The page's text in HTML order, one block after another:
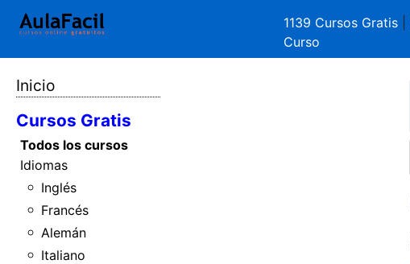
1139 Cursos Gratis
Curso
Inicio
Cursos Gratis
Todos los cursos
Idiomas
Inglés
Francés
Alemán
Italiano